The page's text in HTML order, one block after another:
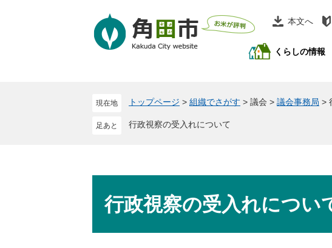
本文へ
くらしの情報
現在地 トップページ > 組織でさがす > 議会 > 議会事務局 >
行政視察の受入れについて
行政視察の受入れについ